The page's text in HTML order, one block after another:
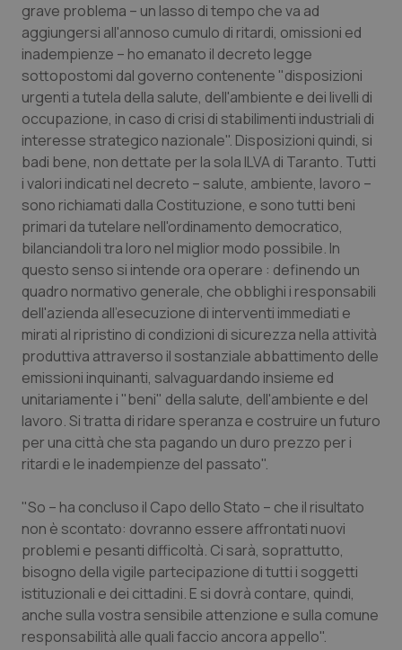
Puglia
Sardegna
Sicilia
Toscana
Umbria
Valle D’Aosta
Veneto
Malattie rare
Malattia di Crohn & Rettocolite Ulcerosa
Neuroscienze & patologie neurodegenerative
Obesità
Oftalmologia
Oncodermatologia
Oncoematologia
Oncologia & Nutrizione
Psoriasi & pelle
Quotidiano Cardiologia
Quotidiano Oncologia
Quotidiano Pediatria
Rene & patologie urogenitali
grave problema – un lasso di tempo che va ad
aggiungersi all'annoso cumulo di ritardi, omissioni ed
inadempienze – ho emanato il decreto legge
sottopostomi dal governo contenente "disposizioni
urgenti a tutela della salute, dell'ambiente e dei livelli di
occupazione, in caso di crisi di stabilimenti industriali di
interesse strategico nazionale". Disposizioni quindi, si
badi bene, non dettate per la sola ILVA di Taranto. Tutti
i valori indicati nel decreto – salute, ambiente, lavoro –
sono richiamati dalla Costituzione, e sono tutti beni
primari da tutelare nell'ordinamento democratico,
bilanciandoli tra loro nel miglior modo possibile. In
questo senso si intende ora operare : definendo un
quadro normativo generale, che obblighi i responsabili
dell'azienda all'esecuzione di interventi immediati e
mirati al ripristino di condizioni di sicurezza nella attività
produttiva attraverso il sostanziale abbattimento delle
emissioni inquinanti, salvaguardando insieme ed
unitariamente i "beni" della salute, dell'ambiente e del
lavoro. Si tratta di ridare speranza e costruire un futuro
per una città che sta pagando un duro prezzo per i
ritardi e le inadempienze del passato".
"So – ha concluso il Capo dello Stato – che il risultato
non è scontato: dovranno essere affrontati nuovi
problemi e pesanti difficoltà. Ci sarà, soprattutto,
bisogno della vigile partecipazione di tutti i soggetti
istituzionali e dei cittadini. E si dovrà contare, quindi,
anche sulla vostra sensibile attenzione e sulla comune
responsabilità alle quali faccio ancora appello".